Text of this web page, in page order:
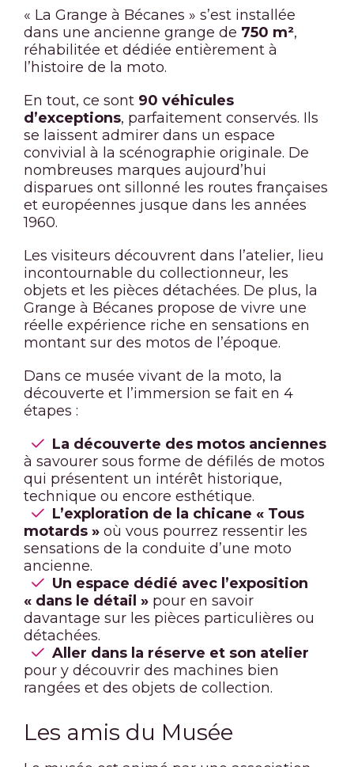
« La Grange à Bécanes » s’est installée
dans une ancienne grange de 750 m²,
réhabilitée et dédiée entièrement à
l’histoire de la moto.
En tout, ce sont 90 véhicules
d’exceptions, parfaitement conservés. Ils
se laissent admirer dans un espace
convivial à la scénographie originale. De
nombreuses marques aujourd’hui
disparues ont sillonné les routes françaises
et européennes jusque dans les années
1960.
Les visiteurs découvrent dans l’atelier, lieu
incontournable du collectionneur, les
objets et les pièces détachées. De plus, la
Grange à Bécanes propose de vivre une
réelle expérience riche en sensations en
montant sur des motos de l’époque.
Dans ce musée vivant de la moto, la
découverte et l’immersion se fait en 4
étapes :
La découverte des motos anciennes
à savourer sous forme de défilés de motos
qui présentent un intérêt historique,
technique ou encore esthétique.
L’exploration de la chicane « Tous
motards » où vous pourrez ressentir les
sensations de la conduite d’une moto
ancienne.
Un espace dédié avec l’exposition
« dans le détail » pour en savoir
davantage sur les pièces particulières ou
détachées.
Aller dans la réserve et son atelier
pour y découvrir des machines bien
rangées et des objets de collection.
Les amis du Musée